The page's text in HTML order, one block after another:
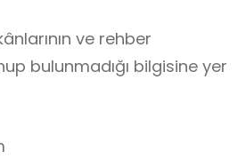
ve rehber
bulunmadığı bilgisine yer